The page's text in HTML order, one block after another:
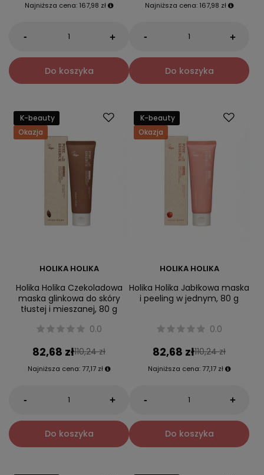
Najniższa cena: 167,98 zł
- +
Do koszyka
Najniższa cena: 167,98 zł
- +
Do koszyka
K-beauty
Okazja
HOLIKA HOLIKA
Holika Holika Czekoladowa
maska glinkowa do skóry
tłustej i mieszanej, 80 g
0.0
82,68 zł110,24 zł
Najniższa cena: 77,17 zł
- +
Do koszyka
K-beauty
Okazja
HOLIKA HOLIKA
Holika Holika Jabłkowa maska
i peeling w jednym, 80 g
0.0
82,68 zł110,24 zł
Najniższa cena: 77,17 zł
- +
Do koszyka